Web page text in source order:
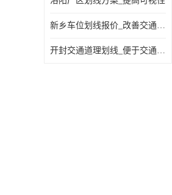
新乡车位划线报价_改善交通效率
开封交通道理划线_便于交通管理